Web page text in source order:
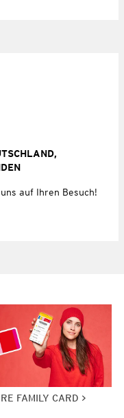
auf Ihren Besuch!
FAMILY CARD